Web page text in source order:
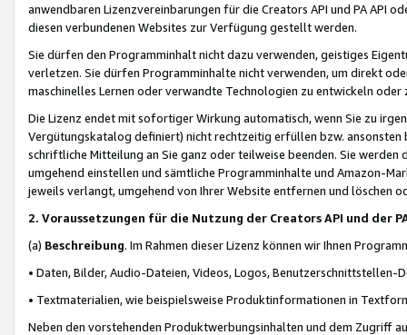
anwendbaren Lizenzvereinbarungen für die Creators API und PA API
diesen verbundenen Websites zur Verfügung gestellt werden.
Sie dürfen den Programminhalt nicht dazu verwenden, geistiges
verletzen. Sie dürfen Programminhalte nicht verwenden, um direkt
maschinelles Lernen oder verwandte Technologien zu entwickeln
Die Lizenz endet mit sofortiger Wirkung automatisch, wenn Sie zu
Vergütungskatalog definiert) nicht rechtzeitig erfüllen bzw. ansonsten
schriftliche Mitteilung an Sie ganz oder teilweise beenden. Sie werden
umgehend einstellen und sämtliche Programminhalte und Amazon-
jeweils verlangt, umgehend von Ihrer Website entfernen und löschen
2. Voraussetzungen für die Nutzung der Creators API und der
(a) Beschreibung. Im Rahmen dieser Lizenz können wir Ihnen
• Daten, Bilder, Audio-Dateien, Videos, Logos, Benutzerschnittstellen-
• Textmaterialien, wie beispielsweise Produktinformationen in
Neben den vorstehenden Produktwerbungsinhalten und dem Zugriff